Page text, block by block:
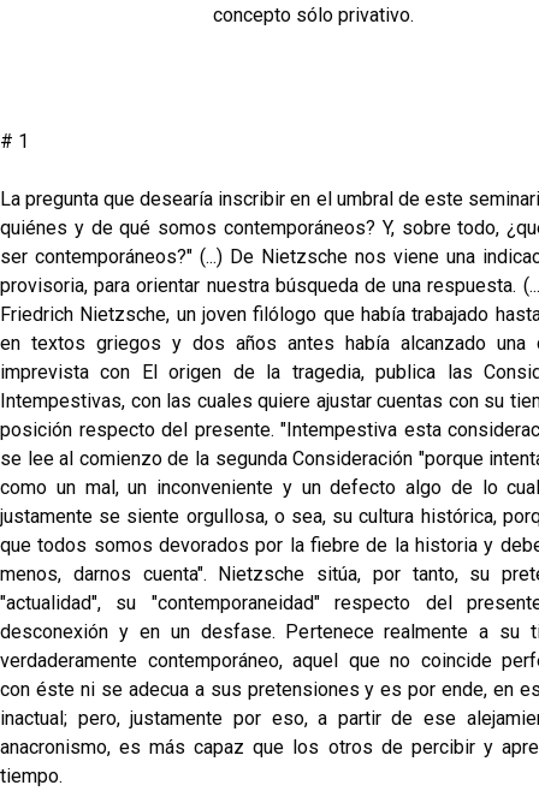
concepto sólo privativo.
# 1
La pregunta que desearía inscribir en el umbral de este
quiénes y de qué somos contemporáneos? Y, sobre todo,
ser contemporáneos?" (...) De Nietzsche nos viene una
provisoria, para orientar nuestra búsqueda de una respuesta.
Friedrich Nietzsche, un joven filólogo que había trabajado
en textos griegos y dos años antes había alcanzado una
imprevista con El origen de la tragedia, publica las
Intempestivas, con las cuales quiere ajustar cuentas con su
posición respecto del presente. "Intempestiva esta
se lee al comienzo de la segunda Consideración "porque
como un mal, un inconveniente y un defecto algo de lo
justamente se siente orgullosa, o sea, su cultura histórica,
que todos somos devorados por la fiebre de la historia y
menos, darnos cuenta". Nietzsche sitúa, por tanto, su
"actualidad", su "contemporaneidad" respecto del
desconexión y en un desfase. Pertenece realmente a su
verdaderamente contemporáneo, aquel que no coincide
con éste ni se adecua a sus pretensiones y es por ende, en
inactual; pero, justamente por eso, a partir de ese
anacronismo, es más capaz que los otros de percibir y
tiempo.